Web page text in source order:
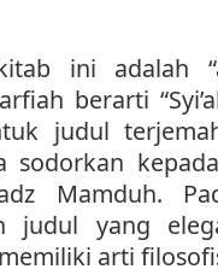
ini adalah
berarti
judul
sodorkan
Mamduh.
judul yang
arti